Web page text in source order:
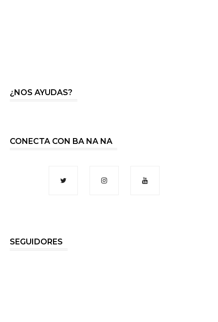
¿NOS AYUDAS?
CONECTA CON BA NA NA
SEGUIDORES